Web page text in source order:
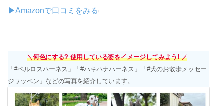
▶Amazonで口コミをみる
＼何色にする? 使用している姿をイメージしてみよう! ／
「#ペルロスハーネス」「#ハキハナハーネス」「#犬のお散歩メッセー
ジワッペン」などの写真を紹介しています。